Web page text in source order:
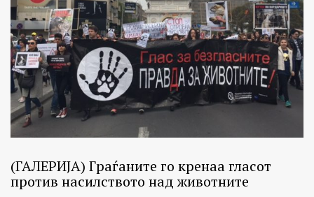
(ГАЛЕРИЈА) Граѓаните го кренаа гласот
против насилството над животните